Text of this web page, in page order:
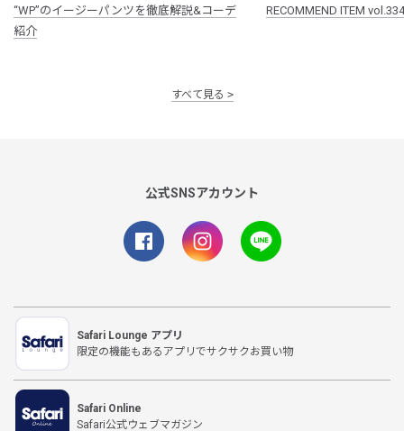
“WP”のイージーパンツを徹底解説&コーデ
紹介
RECOMMEND ITEM vol.334
すべて見る
公式SNSアカウント
Safari Lounge アプリ
限定の機能もあるアプリでサクサクお買い物
Safari Online
Safari公式ウェブマガジン